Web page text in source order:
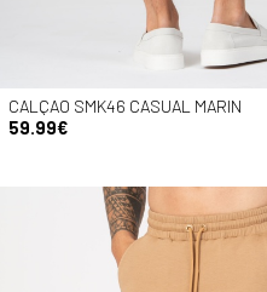
CALÇAO SMK46 CASUAL MARIN
59.99€